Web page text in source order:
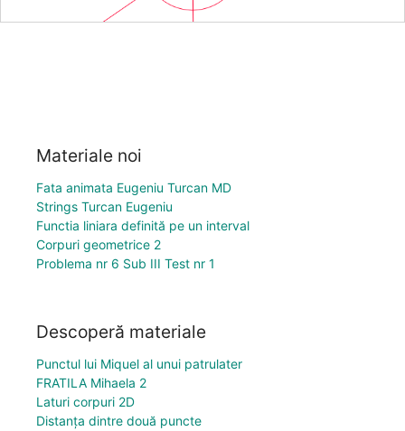
Materiale noi
Fata animata Eugeniu Turcan MD
Strings Turcan Eugeniu
Functia liniara definită pe un interval
Corpuri geometrice 2
Problema nr 6 Sub III Test nr 1
Descoperă materiale
Punctul lui Miquel al unui patrulater
FRATILA Mihaela 2
Laturi corpuri 2D
Distanța dintre două puncte